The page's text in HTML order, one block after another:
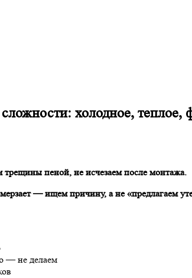
холодное, теплое,
пеной, не исчезаем после монтажа.
— ищем причину, а не «предлагаем
— не делаем